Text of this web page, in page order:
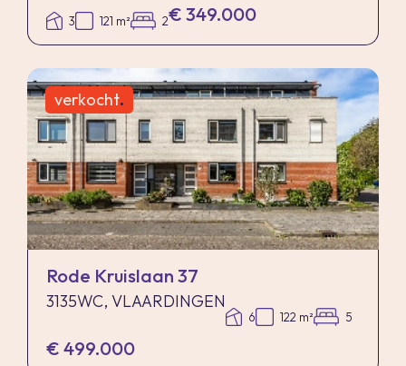
3 121 m² 2€ 349.000
verkocht.
Rode Kruislaan 37
3135WC, VLAARDINGEN
6 122 m² 5
€ 499.000